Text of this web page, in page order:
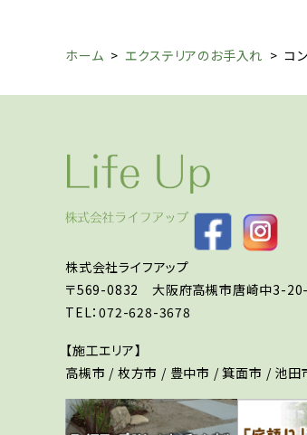
ホーム >エクステリアのお手入れ >コ
株式会社ライフアップ
〒569-0832 大阪府高槻市唐崎中3-
TEL：072-628-3678
【施工エリア】
高槻市 / 枚方市 / 豊中市 / 箕面市 / 池